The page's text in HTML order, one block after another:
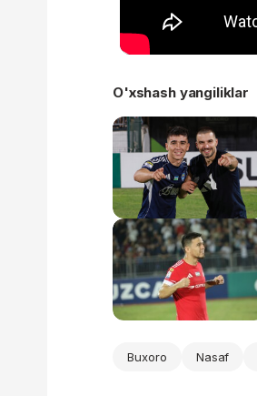
O'xshash yangiliklar
Buxoro Nasaf